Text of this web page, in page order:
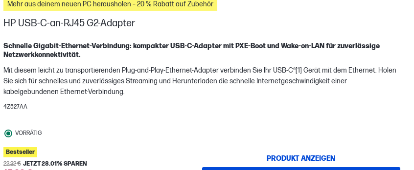
Mehr aus deinem neuen PC herausholen – 20 % Rabatt auf Zubehör
HP USB-C-an-RJ45 G2-Adapter
Schnelle Gigabit-Ethernet-Verbindung: kompakter USB-C-Adapter mit PXE-Boot und Wake-on-LAN für zuverlässige
Netzwerkkonnektivität.
Mit diesem leicht zu transportierenden Plug-and-Play-Ethernet-Adapter verbinden Sie Ihr USB-C®[1] Gerät mit dem Ethernet. Holen
Sie sich für schnelles und zuverlässiges Streaming und Herunterladen die schnelle Internetgeschwindigkeit einer
kabelgebundenen Ethernet-Verbindung.
4Z527AA
VORRÄTIG
Bestseller
22,22 € JETZT 28.01% SPAREN
PRODUKT ANZEIGEN